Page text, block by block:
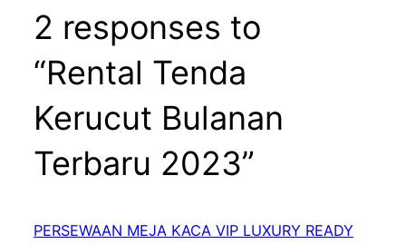
2 responses to
“Rental Tenda
Kerucut Bulanan
Terbaru 2023”
PERSEWAAN MEJA KACA VIP LUXURY READY